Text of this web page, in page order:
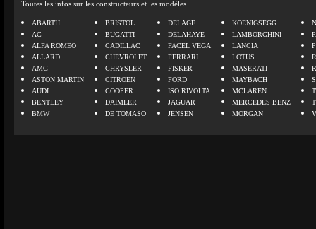
Toutes les infos sur les constructeurs et les modèles.
ABARTH
AC
ALFA ROMEO
ALLARD
AMG
ASTON MARTIN
AUDI
BENTLEY
BMW
BRISTOL
BUGATTI
CADILLAC
CHEVROLET
CHRYSLER
CITROEN
COOPER
DAIMLER
DE TOMASO
DELAGE
DELAHAYE
FACEL VEGA
FERRARI
FISKER
FORD
ISO RIVOLTA
JAGUAR
JENSEN
KOENIGSEGG
LAMBORGHINI
LANCIA
LOTUS
MASERATI
MAYBACH
MCLAREN
MERCEDES BENZ
MORGAN